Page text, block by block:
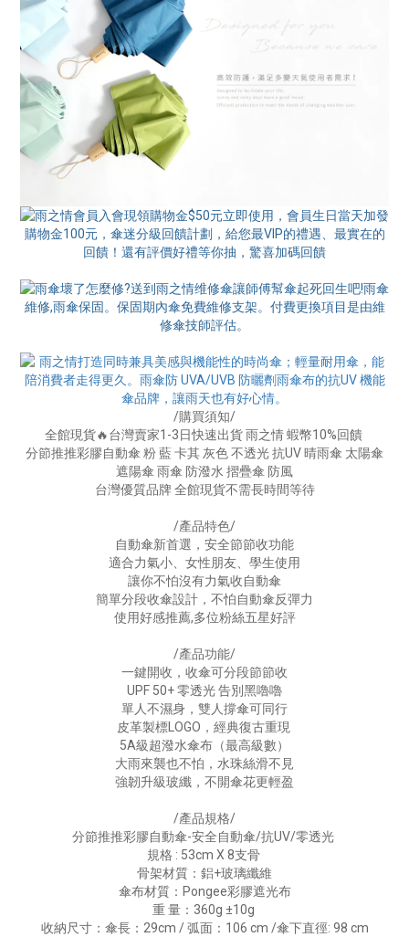
/購買須知/
全館現貨🔥台灣賣家1-3日快速出貨 雨之情 蝦幣10%回饋
分節推推彩膠自動傘 粉 藍 卡其 灰色 不透光 抗UV 晴雨傘 太陽傘
遮陽傘 雨傘 防潑水 摺疊傘 防風
台灣優質品牌 全館現貨不需長時間等待
/產品特色/
自動傘新首選，安全節節收功能
適合力氣小、女性朋友、學生使用
讓你不怕沒有力氣收自動傘
簡單分段收傘設計，不怕自動傘反彈力
使用好感推薦,多位粉絲五星好評
/產品功能/
一鍵開收，收傘可分段節節收
UPF 50+ 零透光 告別黑嚕嚕
單人不濕身，雙人撐傘可同行
皮革製標LOGO，經典復古重現
5A級超潑水傘布（最高級數）
大雨來襲也不怕，水珠絲滑不見
強韌升級玻纖，不開傘花更輕盈
/產品規格/
分節推推彩膠自動傘-安全自動傘/抗UV/零透光
規格 : 53cm X 8支骨
骨架材質：鋁+玻璃纖維
傘布材質：Pongee彩膠遮光布
重 量：360g ±10g
收納尺寸：傘長：29cm / 弧面：106 cm /傘下直徑: 98 cm